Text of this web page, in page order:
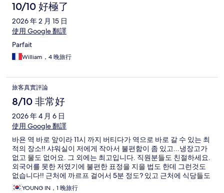
10/10 好極了
2026 年 2 月 15 日
使用 Google 翻譯
Parfait
William，4 晚旅行
旅客真實評論
8/10 非常好
2026 年 4 月 6 日
使用 Google 翻譯
바욘 역 바로 앞이라 11시 까지 버티다가 역으로 바로 갈 수 있는 최
적의 장소!! 샤워실이 저에게 작아서 불편함이 좀 있고...냉장고가
없고 물도 없어요. 그 외에는 최고입니다. 직원분들도 친절하세요.
외국어를 못한 저였기에 불편한 표정을 지을 법도 한데 그런것도
없습니다!! 근처에 까르프 걸어서 5분 정도? 있고 근처에 식당들도
다수 있어요.
YOUNG IN，1 晚旅行